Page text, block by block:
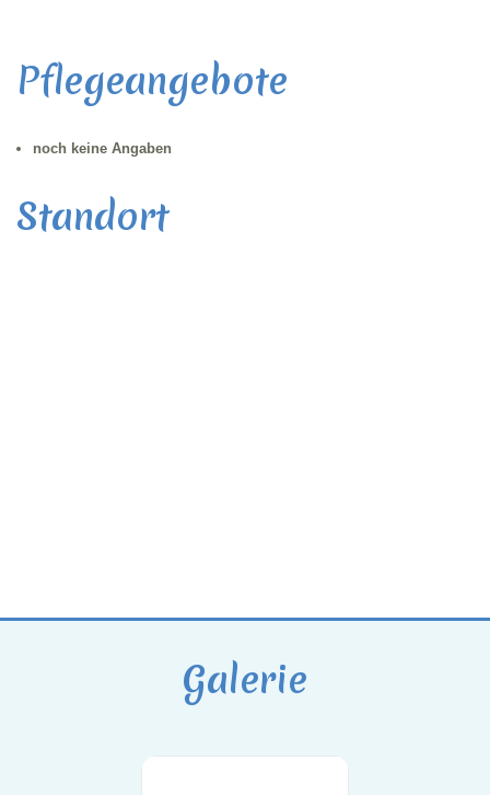
Pflegeangebote
noch keine Angaben
Standort
Galerie